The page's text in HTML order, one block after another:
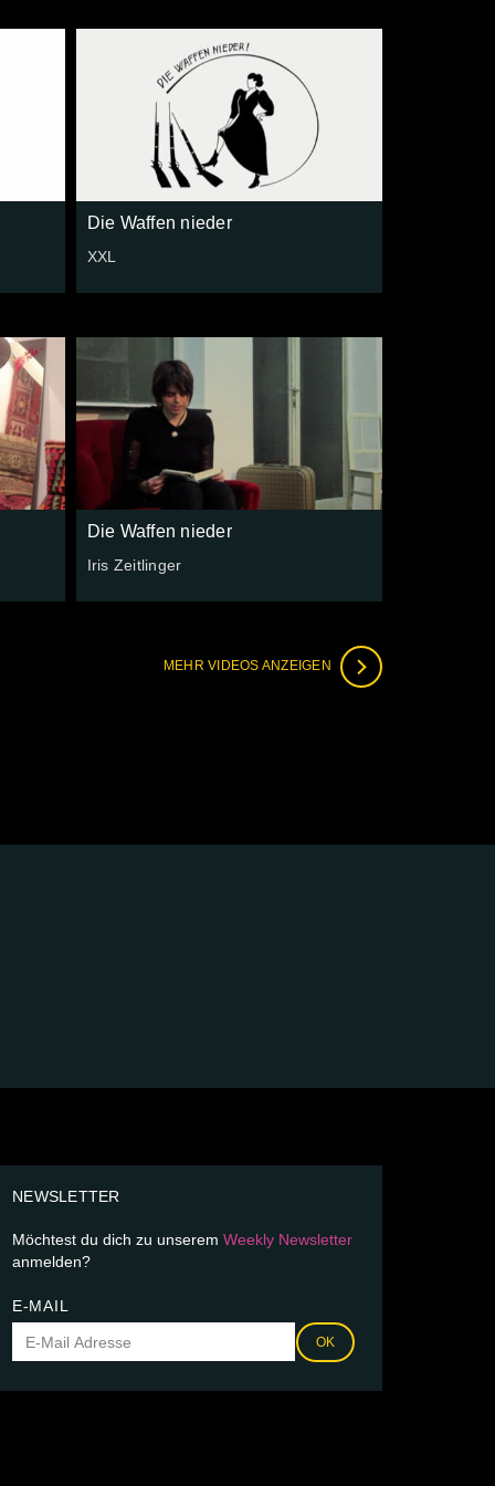
Die Waffen nieder
XXL
Die Waffen nieder
Iris Zeitlinger
MEHR VIDEOS ANZEIGEN
NEWSLETTER
Möchtest du dich zu unserem Weekly Newsletter
anmelden?
E-MAIL
OK